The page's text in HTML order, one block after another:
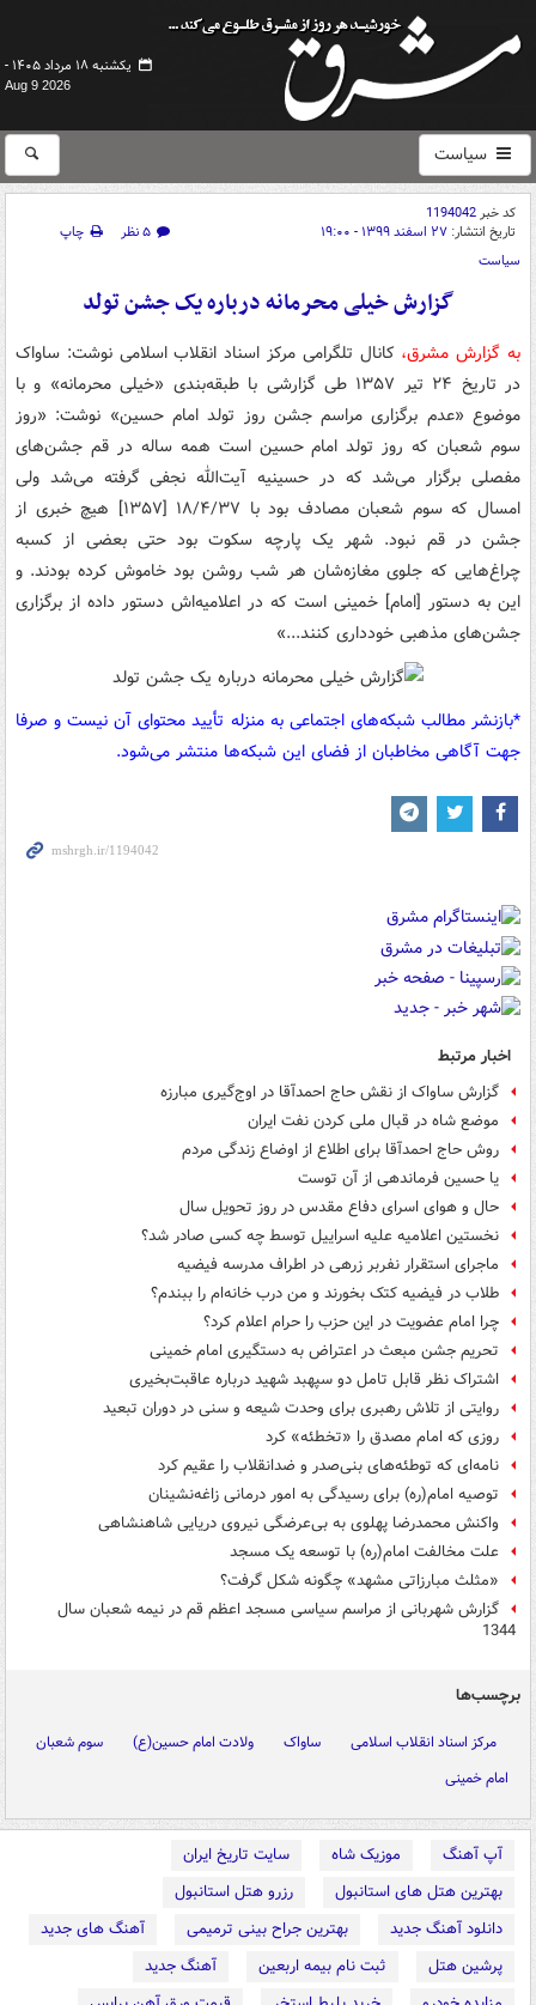
یکشنبه ۱۸ مرداد ۱۴۰۵ -
Aug 9 2026
سیاست
کد خبر1194042
تاریخ انتشار: ۲۷ اسفند ۱۳۹۹ - ۱۹:۰۰ ۵ نظر
چاپ
سیاست
گزارش خیلی محرمانه درباره یک جشن تولد
به گزارش مشرق، کانال تلگرامی مرکز اسناد انقلاب اسلامی نوشت: ساواک
در تاریخ ۲۴ تیر ۱۳۵۷ طی گزارشی با طبقه‌بندی «خیلی محرمانه» و با
موضوع «عدم برگزاری مراسم جشن روز تولد امام حسین» نوشت: «روز
سوم شعبان که روز تولد امام حسین است همه ساله در قم جشن‌های
مفصلی برگزار می‌شد که در حسینیه آیت‌الله نجفی گرفته می‌شد ولی
امسال که سوم شعبان مصادف بود با ۱۸/۴/۳۷ [۱۳۵۷] هیچ خبری از
جشن در قم نبود. شهر یک پارچه سکوت بود حتی بعضی از کسبه
چراغ‌هایی که جلوی مغازه‌شان هر شب روشن بود خاموش کرده بودند. و
این به دستور [امام] خمینی است که در اعلامیه‌اش دستور داده از برگزاری
جشن‌های مذهبی خودداری کنند...»
*بازنشر مطالب شبکه‌های اجتماعی به منزله تأیید محتوای آن نیست و صرفا
جهت آگاهی مخاطبان از فضای این شبکه‌ها منتشر می‌شود.
اخبار مرتبط
گزارش ساواک از نقش حاج احمدآقا در اوج‌گیری مبارزه
موضع شاه در قبال ملی کردن نفت ایران
روش حاج احمدآقا برای اطلاع از اوضاع زندگی مردم
یا حسین فرماندهی از آن توست
حال و هوای اسرای دفاع مقدس در روز تحویل سال
نخستین اعلامیه علیه اسراییل توسط چه کسی صادر شد؟
ماجرای استقرار نفربر زرهی در اطراف مدرسه فیضیه
طلاب در فیضیه کتک بخورند و من درب خانه‌ام را ببندم؟
چرا امام عضویت در این حزب را حرام اعلام کرد؟
تحریم جشن مبعث در اعتراض به دستگیری امام خمینی
اشتراک نظر قابل تامل دو سپهبد شهید درباره عاقبت‌بخیری
روایتی از تلاش رهبری برای وحدت شیعه و سنی در دوران تبعید
روزی که امام مصدق را «تخطئه» کرد
نامه‌ای که توطئه‌های بنی‌صدر و ضدانقلاب را عقیم کرد
توصیه امام(ره) برای رسیدگی به امور درمانی زاغه‌نشینان
واکنش محمدرضا پهلوی به بی‌عرضگی نیروی دریایی شاهنشاهی
علت مخالفت امام(ره) با توسعه یک مسجد
«مثلث مبارزاتی مشهد» چگونه شکل گرفت؟
گزارش شهربانی از مراسم سیاسی مسجد اعظم قم در نیمه شعبان سال
1344
برچسب‌ها
مرکز اسناد انقلاب اسلامی ساواک ولادت امام حسین(ع)
سوم شعبان
امام خمینی
آپ آهنگ موزیک شاه
سایت تاریخ ایران
بهترین هتل های استانبول
رزرو هتل استانبول
دانلود آهنگ جدید
بهترین جراح بینی ترمیمی
آهنگ های جدید
پرشین هتل
ثبت نام بیمه اربعین
آهنگ جدید